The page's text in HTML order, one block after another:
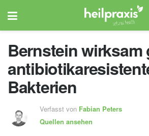
Bernstein wirksam
Bakterien
Verfasst von Fabian Peters
Quellen ansehen